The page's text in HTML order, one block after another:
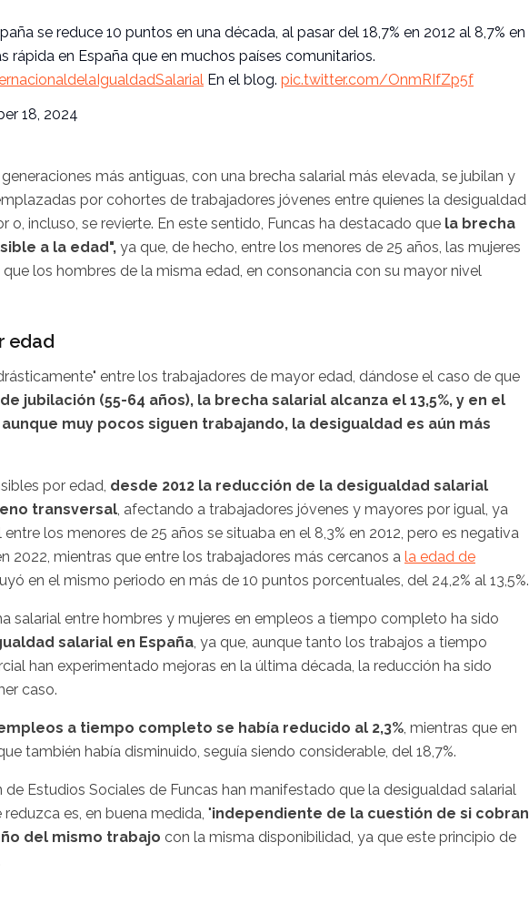
se reduce 10 puntos en una década, al pasar del 18,7% en 2012 al 8,7% en
rápida en España que en muchos países comunitarios.
En el blog. pic.twitter.com/OnmRIfZp5f
18, 2024
más antiguas, con una brecha salarial más elevada, se jubilan y
por cohortes de trabajadores jóvenes entre quienes la desigualdad
o, incluso, se revierte. En este sentido, Funcas ha destacado que la brecha
a la edad", ya que, de hecho, entre los menores de 25 años, las mujeres
los hombres de la misma edad, en consonancia con su mayor nivel
edad
entre los trabajadores de mayor edad, dándose el caso de que
jubilación (55-64 años), la brecha salarial alcanza el 13,5%, y en el
muy pocos siguen trabajando, la desigualdad es aún más
por edad, desde 2012 la reducción de la desigualdad salarial
transversal , afectando a trabajadores jóvenes y mayores por igual, ya
los menores de 25 años se situaba en el 8,3% en 2012, pero es negativa
2022, mientras que entre los trabajadores más cercanos a la edad de
en el mismo periodo en más de 10 puntos porcentuales, del 24,2% al 13,5%.
salarial entre hombres y mujeres en empleos a tiempo completo ha sido
salarial en España , ya que, aunque tanto los trabajos a tiempo
han experimentado mejoras en la última década, la reducción ha sido
caso.
a tiempo completo se había reducido al 2,3% , mientras que en
también había disminuido, seguía siendo considerable, del 18,7%.
Estudios Sociales de Funcas han manifestado que la desigualdad salarial
es, en buena medida, "independiente de la cuestión de si cobran
del mismo trabajo con la misma disponibilidad, ya que este principio de